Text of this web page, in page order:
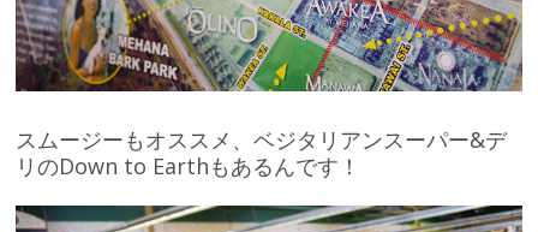
スムージーもオススメ、ベジタリアンスーパー&デ
リのDown to Earthもあるんです！